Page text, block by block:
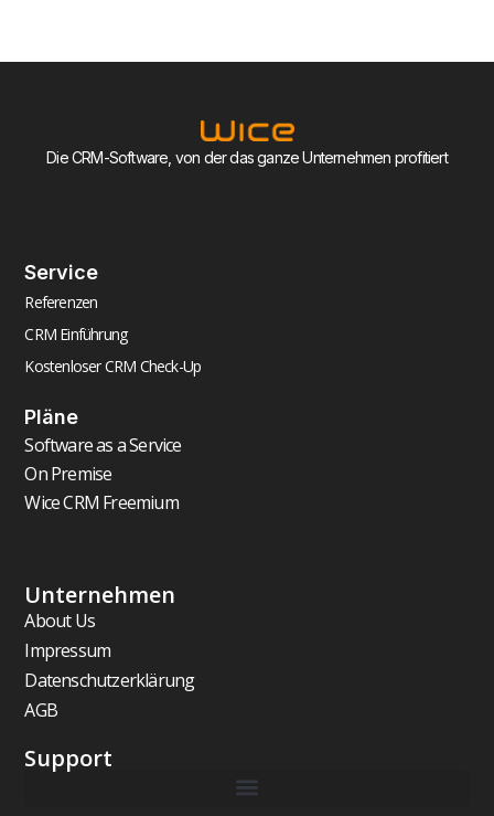
Die CRM-Software, von der das ganze Unternehmen profitiert
Service
Referenzen
CRM Einführung
Kostenloser CRM Check-Up
Pläne
Software as a Service
On Premise
Wice CRM Freemium
Unternehmen
About Us
Impressum
Datenschutzerklärung
AGB
Support